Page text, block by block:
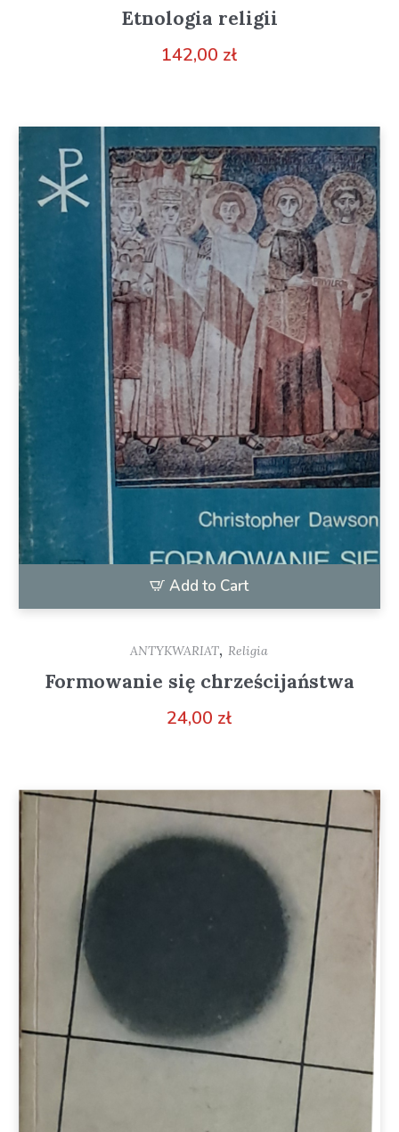
Etnologia religii
142,00 zł
Add to Cart
ANTYKWARIAT, Religia
Formowanie się chrześcijaństwa
24,00 zł